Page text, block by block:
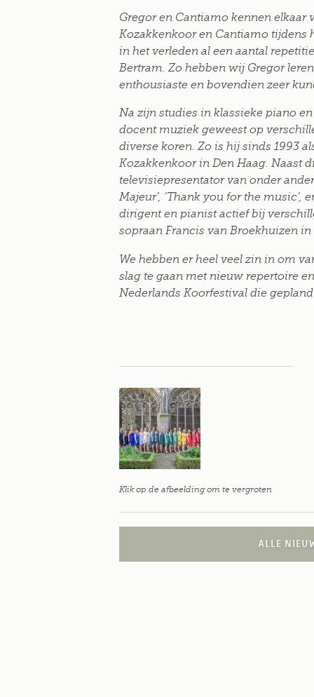
Gregor en Cantiamo kennen elkaar
Kozakkenkoor en Cantiamo tijdens
in het verleden al een aantal
Bertram. Zo hebben wij Gregor
enthousiaste en bovendien zeer
Na zijn studies in klassieke piano
docent muziek geweest op
diverse koren. Zo is hij sinds 1993
Kozakkenkoor in Den Haag. Naast
televisiepresentator van onder
Majeur’, ‘Thank you for the music’,
dirigent en pianist actief bij
sopraan Francis van Broekhuizen
We hebben er heel veel zin in om
slag te gaan met nieuw repertoire
Nederlands Koorfestival die
Klik op de afbeelding om te vergroten
ALLE